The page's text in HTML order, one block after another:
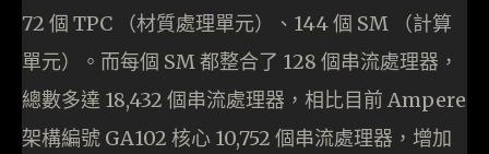
72 個 TPC （材質處理單元）、144 個 SM （計算
單元）。而每個 SM 都整合了 128 個串流處理器，
總數多達 18,432 個串流處理器，相比目前 Ampere
架構編號 GA102 核心 10,752 個串流處理器，增加